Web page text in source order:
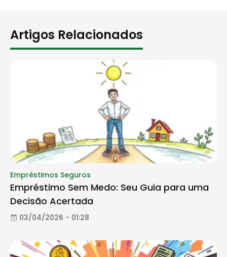
Artigos Relacionados
Empréstimos Seguros
Empréstimo Sem Medo: Seu Guia para uma
Decisão Acertada
03/04/2026 - 01:28